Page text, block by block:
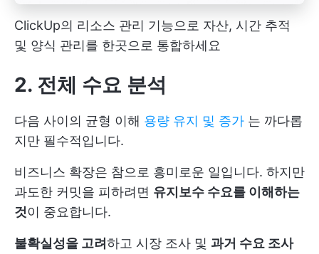
ClickUp의 리소스 관리 기능으로 자산, 시간 추적
및 양식 관리를 한곳으로 통합하세요
2. 전체 수요 분석
다음 사이의 균형 이해 용량 유지 및 증가 는 까다롭
지만 필수적입니다.
비즈니스 확장은 참으로 흥미로운 일입니다. 하지만
과도한 커밋을 피하려면 유지보수 수요를 이해하는
것이 중요합니다.
불확실성을 고려하고 시장 조사 및 과거 수요 조사